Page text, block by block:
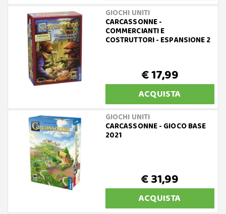
GIOCHI UNITI
CARCASSONNE -
COMMERCIANTI E
COSTRUTTORI - ESPANSIONE 2
€ 17,99
ACQUISTA
GIOCHI UNITI
CARCASSONNE - GIOCO BASE
2021
€ 31,99
ACQUISTA